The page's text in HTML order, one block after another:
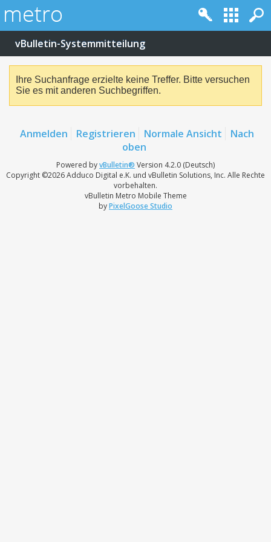
vBulletin-Systemmitteilung
Ihre Suchanfrage erzielte keine Treffer. Bitte versuchen
Sie es mit anderen Suchbegriffen.
Anmelden Registrieren Normale Ansicht
Nach
oben
Powered byvBulletin® Version 4.2.0 (Deutsch)
Copyright ©2026 Adduco Digital e.K. und vBulletin Solutions, Inc. Alle Rechte
vorbehalten.
vBulletin Metro Mobile Theme
byPixelGoose Studio